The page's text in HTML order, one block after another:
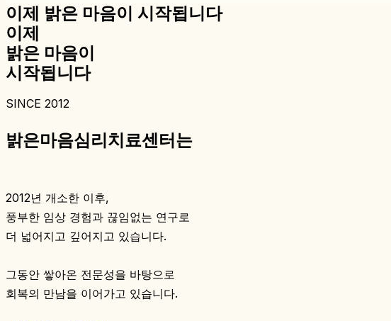
이제 밝은 마음이 시작됩니다
이제
밝은 마음이
시작됩니다
SINCE 2012
밝은마음심리치료센터는
2012년 개소한 이후,
풍부한 임상 경험과 끊임없는 연구로
더 넓어지고 깊어지고 있습니다.
그동안 쌓아온 전문성을 바탕으로
회복의 만남을 이어가고 있습니다.